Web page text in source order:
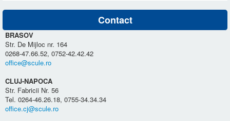
Contact
BRASOV
Str. De Mijloc nr. 164
0268-47.66.52, 0752-42.42.42
office@scule.ro
CLUJ-NAPOCA
Str. Fabricii Nr. 56
Tel. 0264-46.26.18, 0755-34.34.34
office.cj@scule.ro